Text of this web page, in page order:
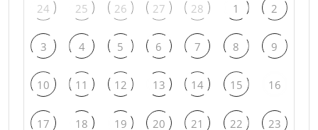
24 25 26 27 28 1 2
3 4 5 6 7 8 9
10 11 12 13 14 15 16
17 18 19 20 21 22 23